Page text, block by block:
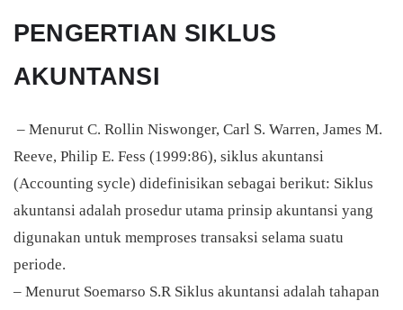
PENGERTIAN SIKLUS
AKUNTANSI
– Menurut C. Rollin Niswonger, Carl S. Warren, James M.
Reeve, Philip E. Fess (1999:86), siklus akuntansi
(Accounting sycle) didefinisikan sebagai berikut: Siklus
akuntansi adalah prosedur utama prinsip akuntansi yang
digunakan untuk memproses transaksi selama suatu
periode.
– Menurut Soemarso S.R Siklus akuntansi adalah tahapan